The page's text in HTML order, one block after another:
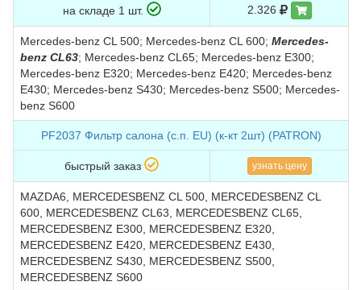
на складе 1 шт. 2.326
Mercedes-benz CL 500; Mercedes-benz CL 600; Mercedes-
benz CL63; Mercedes-benz CL65; Mercedes-benz E300;
Mercedes-benz E320; Mercedes-benz E420; Mercedes-benz
E430; Mercedes-benz S430; Mercedes-benz S500; Mercedes-
benz S600
PF2037 Фильтр салона (с.п. EU) (к-кт 2шт) (PATRON)
быстрый заказ узнать цену
MAZDA6, MERCEDESBENZ CL 500, MERCEDESBENZ CL
600, MERCEDESBENZ CL63, MERCEDESBENZ CL65,
MERCEDESBENZ E300, MERCEDESBENZ E320,
MERCEDESBENZ E420, MERCEDESBENZ E430,
MERCEDESBENZ S430, MERCEDESBENZ S500,
MERCEDESBENZ S600